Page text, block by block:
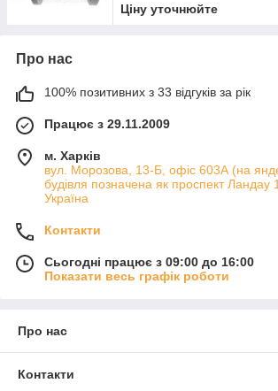
Ціну уточнюйте
Про нас
100% позитивних з 33 відгуків за рік
Працює з 29.11.2009
м. Харків
вул. Морозова, 13-Б, офіс 603А (на
будівля позначена як проспект Ландау
Україна
Контакти
Сьогодні працює з 09:00 до 16:00
Показати весь графік роботи
Про нас
Контакти